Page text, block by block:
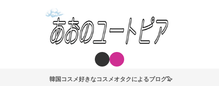
韓国コスメ好きなコスメオタクによるブログ🦭